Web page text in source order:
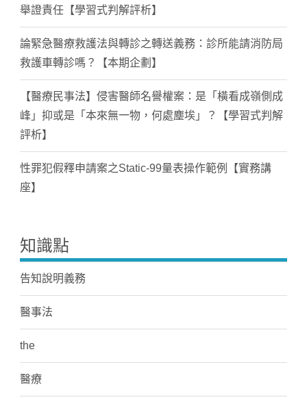
舉證責任【學習式判解評析】
論緊急醫療救護法與轉診之轉送義務：診所能請消防局
救護車轉診嗎？【本期企劃】
【醫療民事法】侵害醫師名譽權案：是「橫看成嶺側成
峰」抑或是「本來無一物，何處塵埃」？【學習式判解
評析】
性罪犯假釋申請案之Static-99量表操作範例【實務講
座】
知識點
告知說明義務
醫事法
the
醫療